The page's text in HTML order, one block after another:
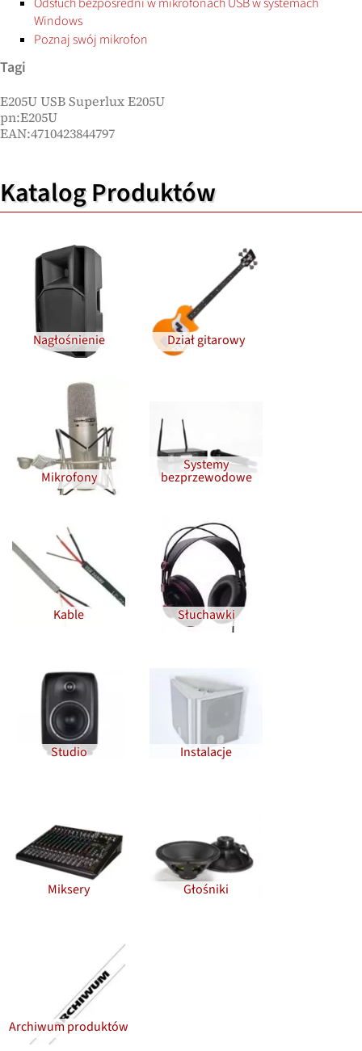
Windows
Poznaj swój mikrofon
Tagi
E205U USB Superlux E205U
pn:E205U
EAN:4710423844797
Katalog Produktów
Nagłośnienie Dział gitarowy
Mikrofony
Systemy
bezprzewodowe
Kable Słuchawki
Studio Instalacje
Miksery Głośniki
Archiwum produktów